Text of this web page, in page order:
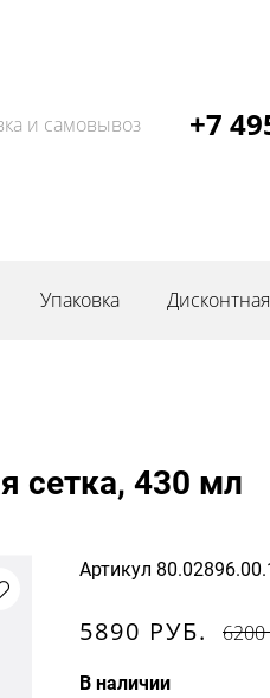
и самовывоз +7
Упаковка
сетка, 430 мл
Артикул
5890 РУБ. 6200
В наличии